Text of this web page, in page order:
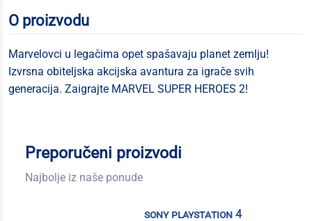
O proizvodu
Marvelovci u legačima opet spašavaju planet zemlju!
Izvrsna obiteljska akcijska avantura za igrače svih
generacija. Zaigrajte MARVEL SUPER HEROES 2!
Preporučeni proizvodi
Najbolje iz naše ponude
sony playstation 4